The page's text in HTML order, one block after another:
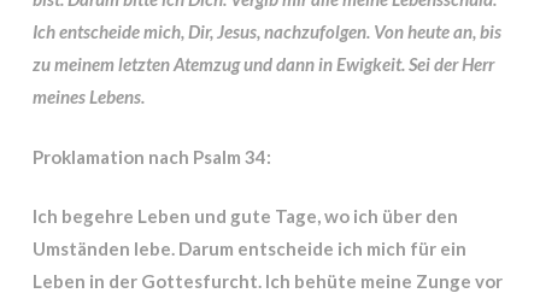
Ich entscheide mich, Dir, Jesus, nachzufolgen. Von heute an, bis
zu meinem letzten Atemzug und dann in Ewigkeit. Sei der Herr
meines Lebens.
Proklamation nach Psalm 34:
Ich begehre Leben und gute Tage, wo ich über den
Umständen lebe. Darum entscheide ich mich für ein
Leben in der Gottesfurcht. Ich behüte meine Zunge vor